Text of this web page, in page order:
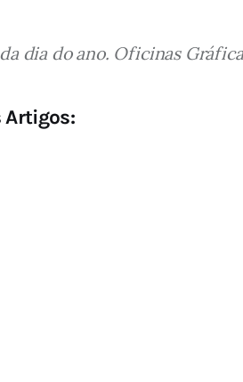
dia do ano. Oficinas Gráficas
Artigos: